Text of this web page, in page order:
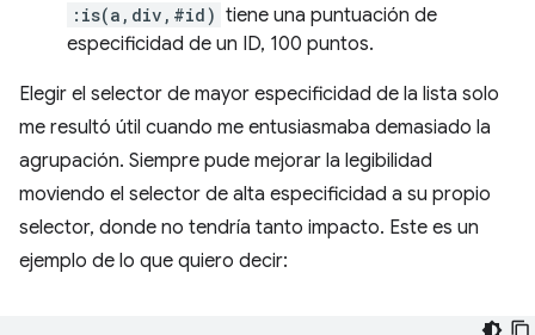
:is(a,div,#id) tiene una puntuación de
especificidad de un ID, 100 puntos.
Elegir el selector de mayor especificidad de la lista solo
me resultó útil cuando me entusiasmaba demasiado la
agrupación. Siempre pude mejorar la legibilidad
moviendo el selector de alta especificidad a su propio
selector, donde no tendría tanto impacto. Este es un
ejemplo de lo que quiero decir: